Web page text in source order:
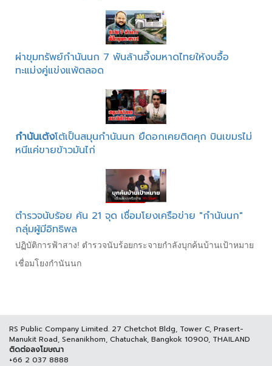
ผ่าขุมทรัพย์กำนันนก 7 พันล้านอึ้งมหาดไทยให้งบอื้อ
ทะแม่งคู่แข่งแพ้ตลอด
กำนันเต้งโต้เป็นสมุนกำนันนก ยืดอกเคยติดคุก บินเขมรไม่
หนีแค่ขายข้าวมันไก่
ตำรวจนับร้อย ค้น 21 จุด เชื่อมโยงเครือข่าย "กำนันนก"
กลุ่มผู้มีอิทธิพล
ปฏิบัติการฟ้าสาง! ตำรวจนับร้อยกระจายกำลังบุกค้นบ้านเป้าหมาย
เชื่อมโยงกำนันนก
RS Public Company Limited. 27 Chetchot Bldg, Tower C, Prasert-
Manukit Road, Senanikhom, Chatuchak, Bangkok 10900, THAILAND
ติดต่อลงโฆษณา
+66 2 037 8888